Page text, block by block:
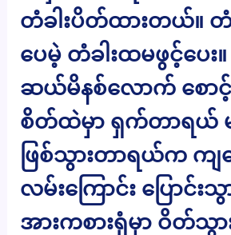
တံခါးပိတ်ထားတယ်။ တံ
ပေမဲ့ တံခါးထမဖွင့်ပေး
ဆယ်မိနစ်လောက် စော
စိတ်ထဲမှာ ရှက်တာရယ်
ဖြစ်သွားတာရယ်က ကျ
လမ်းကြောင်း ပြောင်း
အားကစားရုံမှာ ဝိတ်သွ